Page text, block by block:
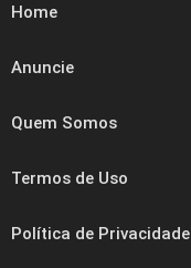
Home
Anuncie
Quem Somos
Termos de Uso
Política de Privacidade